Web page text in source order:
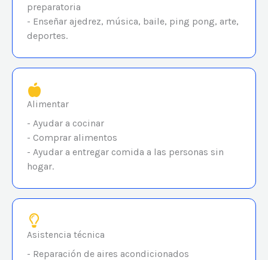
preparatoria
- Enseñar ajedrez, música, baile, ping pong, arte,
deportes.
Alimentar
- Ayudar a cocinar
- Comprar alimentos
- Ayudar a entregar comida a las personas sin
hogar.
Asistencia técnica
- Reparación de aires acondicionados